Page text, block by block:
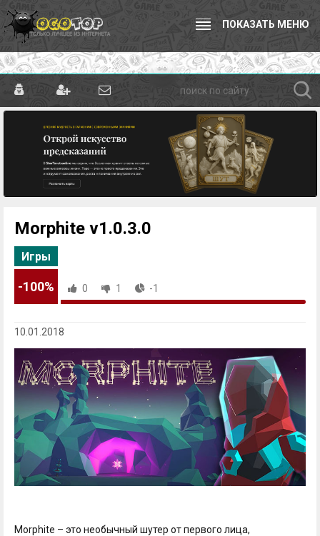
ПОКАЗАТЬ МЕНЮ
Morphite v1.0.3.0
Игры
-100% 0 1 -1
10.01.2018
Morphite – это необычный шутер от первого лица,